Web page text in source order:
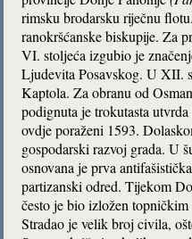
rimsku brodarsku riječnu
ranokršćanske biskupije. Za
VI. stoljeća izgubio je
Ljudevita Posavskog. U XII.
Kaptola. Za obranu od
podignuta je trokutasta
ovdje poraženi 1593.
gospodarski razvoj grada. U
osnovana je prva
partizanski odred. Tijekom
često je bio izložen
Stradao je velik broj civila,